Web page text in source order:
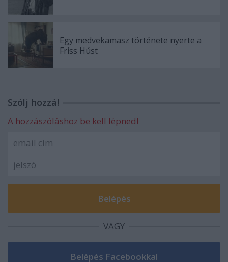
Egy medvekamasz története nyerte a
Friss Húst
Szólj hozzá!
A hozzászóláshoz be kell lépned!
VAGY